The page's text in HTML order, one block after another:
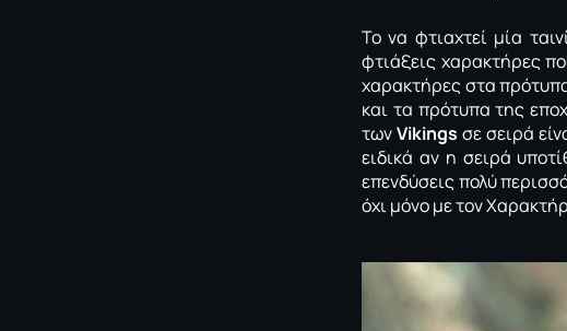
Το να φτιαχτεί μία
φτιάξεις χαρακτήρες
χαρακτήρες στα
και τα πρότυπα της
τωνVikings σε σειρά
ειδικά αν η σειρά
επενδύσεις πολύ
όχι μόνο με τον